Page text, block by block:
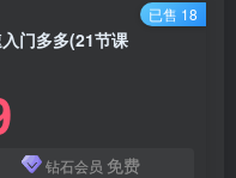
门多多(21节课
钻石会员 免费
已售 18